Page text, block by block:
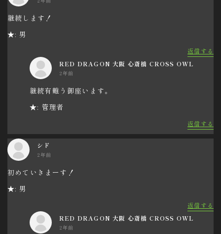
継続します！
★: 男
返信する
RED DRAGON 大阪 心斎橋 CROSS OWL
2年前
継続有難う御座います。
★: 管理者
返信する
シド
2年前
初めていきまーす！
★: 男
返信する
RED DRAGON 大阪 心斎橋 CROSS OWL
2年前